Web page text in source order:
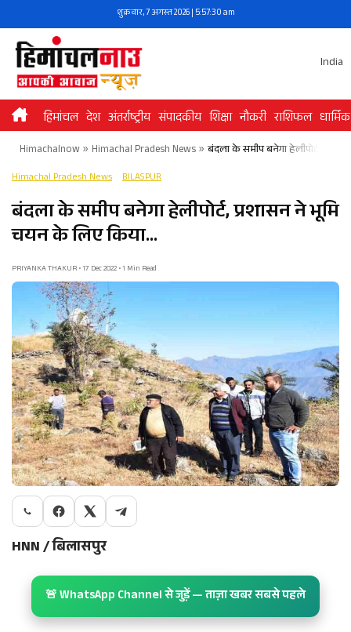
to
content
शुक्रवार, 7 अगस्त 2026 | 5:57:30 am
India
हिमांचल देश अंतर्राष्ट्रीय संपादकीय शिक्षा नौकरी राशिफल धार्मिक
Himachalnow» Himachal Pradesh News» बंदला के समीप बनेगा हेलीपोर्ट,
Himachal Pradesh News BILASPUR
बंदला के समीप बनेगा हेलीपोर्ट, प्रशासन ने भूमि
चयन के लिए किया…
PRIYANKA THAKUR • 17 Dec 2022 • 1 Min Read
HNN / बिलासपुर
🚨 WhatsApp Channel से जुड़ें — ताज़ा खबर सबसे पहले